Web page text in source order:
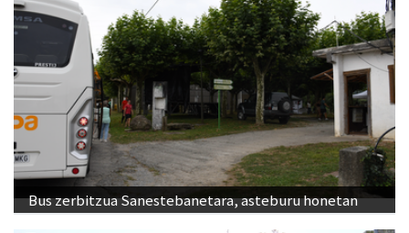
Bus zerbitzua Sanestebanetara, asteburu honetan